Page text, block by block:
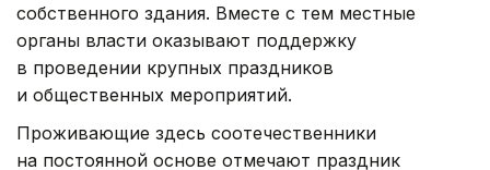
собственного здания. Вместе с тем местные
органы власти оказывают поддержку
в проведении крупных праздников
и общественных мероприятий.
Проживающие здесь соотечественники
на постоянной основе отмечают праздник